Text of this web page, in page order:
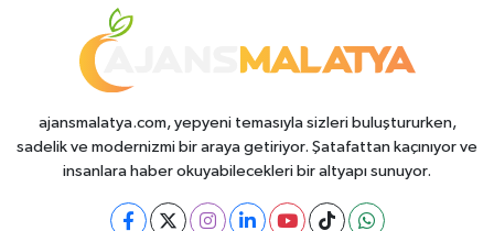
ajansmalatya.com, yepyeni temasıyla sizleri buluştururken,
sadelik ve modernizmi bir araya getiriyor. Şatafattan kaçınıyor ve
insanlara haber okuyabilecekleri bir altyapı sunuyor.